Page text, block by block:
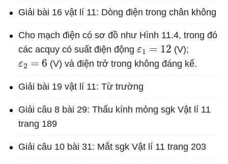
Giải bài 16 vật lí 11: Dòng điện trong chân không
Cho mạch điện có sơ đồ như Hình 11.4, trong đó
các acquy có suất điện động
12 (V);
(V) và điện trở trong không đáng kể.
Giải bài 19 vật lí 11: Từ trường
Giải câu 8 bài 29: Thấu kính mỏng sgk Vật lí 11
trang 189
Giải câu 10 bài 31: Mắt sgk Vật lí 11 trang 203